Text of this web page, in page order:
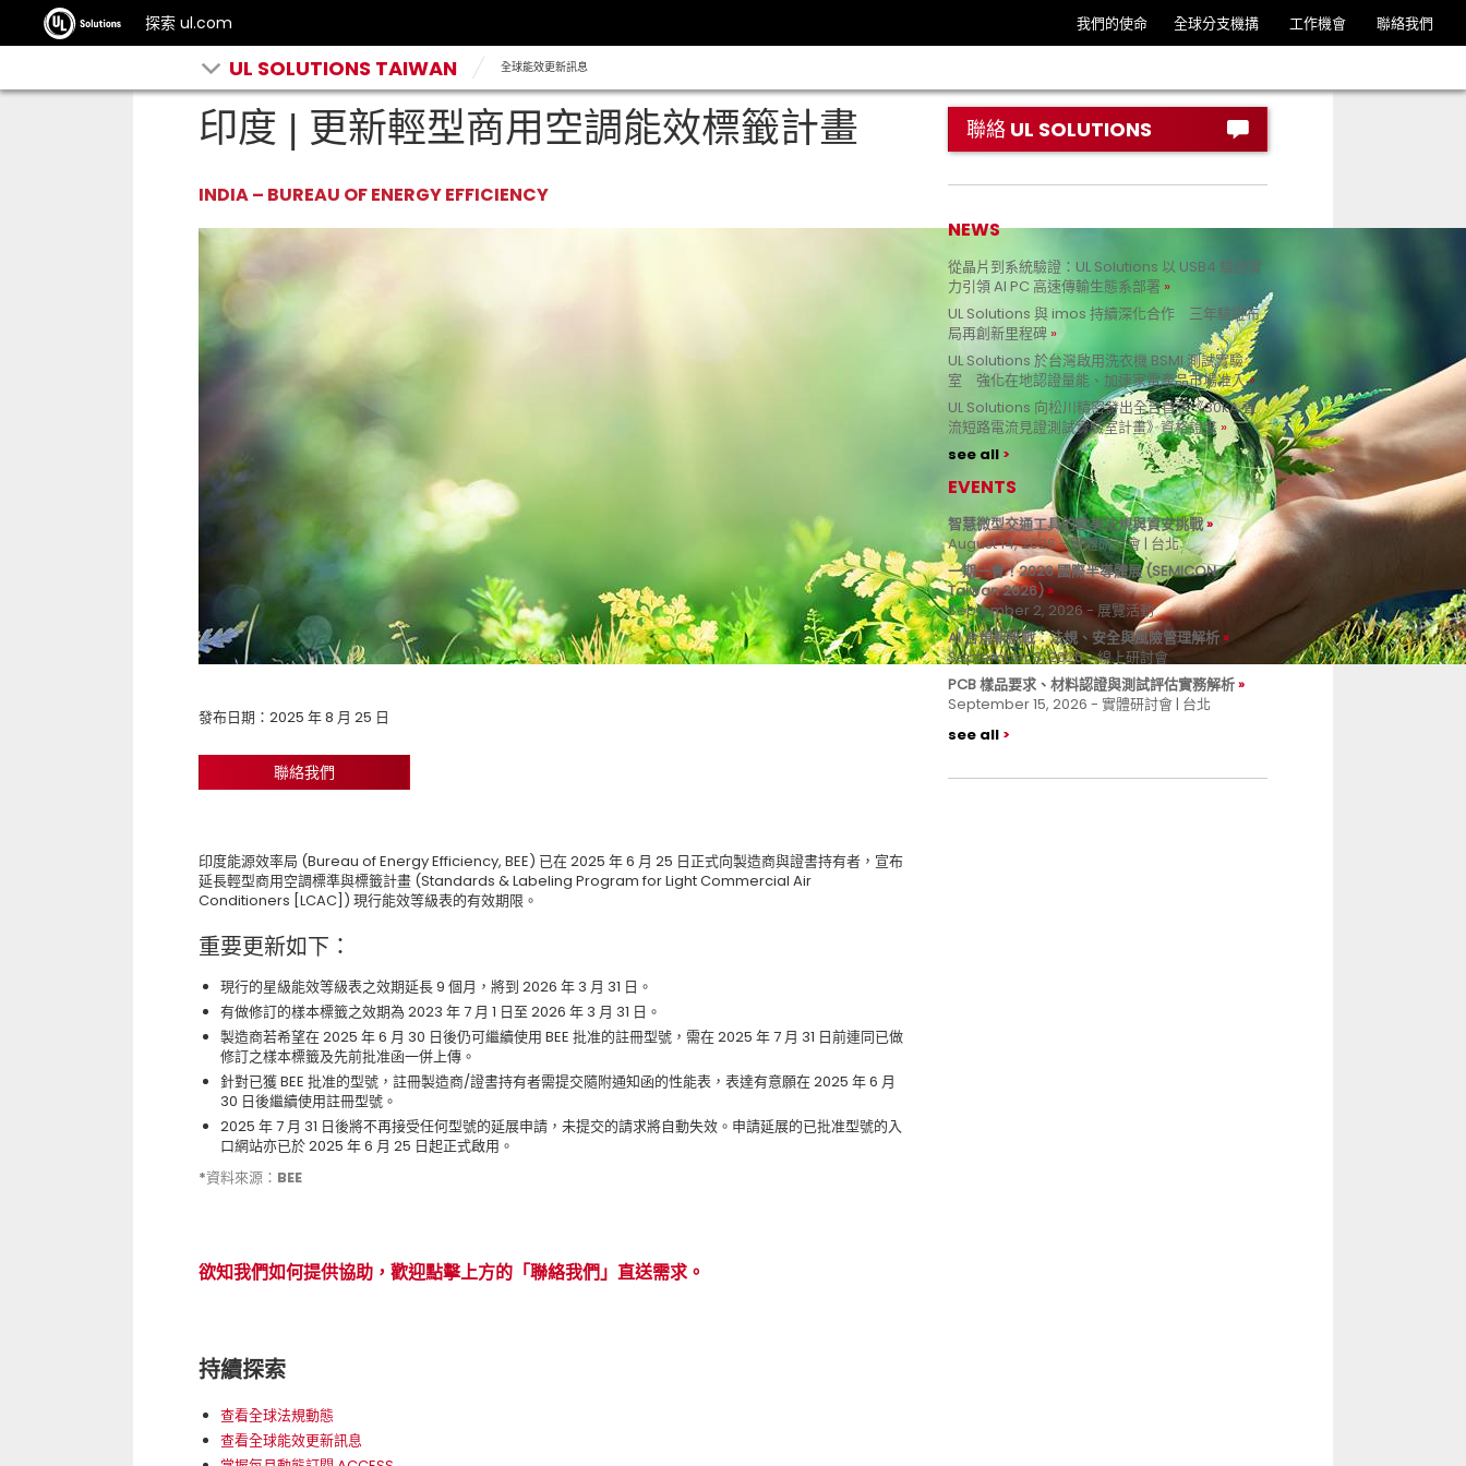
探索 ul.com 我們的使命 全球分支機搆 工作機會 聯絡我們
UL SOLUTIONS TAIWAN 全球能效更新訊息
印度 | 更新輕型商用空調能效標籤計畫
INDIA – BUREAU OF ENERGY EFFICIENCY
發布日期：2025 年 8 月 25 日
聯絡我們
印度能源效率局 (Bureau of Energy Efficiency, BEE) 已在 2025 年 6 月 25 日正式向製造商與證書持有者，宣布
延長輕型商用空調標準與標籤計畫 (Standards & Labeling Program for Light Commercial Air
Conditioners [LCAC]) 現行能效等級表的有效期限。
重要更新如下：
現行的星級能效等級表之效期延長 9 個月，將到 2026 年 3 月 31 日。
有做修訂的樣本標籤之效期為 2023 年 7 月 1 日至 2026 年 3 月 31 日。
製造商若希望在 2025 年 6 月 30 日後仍可繼續使用 BEE 批准的註冊型號，需在 2025 年 7 月 31 日前連同已做
修訂之樣本標籤及先前批准函一併上傳。
針對已獲 BEE 批准的型號，註冊製造商/證書持有者需提交隨附通知函的性能表，表達有意願在 2025 年 6 月
30 日後繼續使用註冊型號。
2025 年 7 月 31 日後將不再接受任何型號的延展申請，未提交的請求將自動失效。申請延展的已批准型號的入
口網站亦已於 2025 年 6 月 25 日起正式啟用。
*資料來源：BEE
欲知我們如何提供協助，歡迎點擊上方的「聯絡我們」直送需求。
持續探索
查看全球法規動態
查看全球能效更新訊息
聯絡 UL SOLUTIONS
NEWS
從晶片到系統驗證：UL Solutions 以 USB4 驗證實
力引領 AI PC 高速傳輸生態系部署
UL Solutions 與 imos 持續深化合作 三年驗證布
局再創新里程碑
UL Solutions 於台灣啟用洗衣機 BSMI 測試實驗
室 強化在地認證量能、加速家電產品市場准入
UL Solutions 向松川精密發出全台首張《30kA 直
流短路電流見證測試實驗室計畫》資格證書
see all
EVENTS
智慧微型交通工具的歐美法規與資安挑戰
August 14, 2026 - 實體研討會 | 台北
一期一會！2026 國際半導體展 (SEMICON
Taiwan 2026)
September 2, 2026 - 展覽活動
AI 合規新挑戰：法規、安全與風險管理解析
September 3, 2026 - 線上研討會
PCB 樣品要求、材料認證與測試評估實務解析
September 15, 2026 - 實體研討會 | 台北
see all